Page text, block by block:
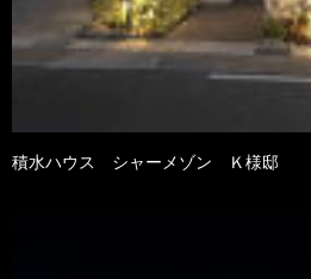
積水ハウス シャーメゾン Ｋ様邸